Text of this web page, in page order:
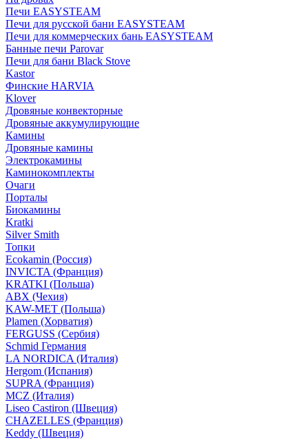
Печи EASYSTEAM
Печи для русской бани EASYSTEAM
Печи для коммерческих бань EASYSTEAM
Банные печи Parovar
Печи для бани Black Stove
Kastor
Финские HARVIA
Klover
Дровяные конвекторные
Дровяные аккумулирующие
Камины
Дровяные камины
Электрокамины
Каминокомплекты
Очаги
Порталы
Биокамины
Kratki
Silver Smith
Топки
Ecokamin (Россия)
INVICTA (Франция)
KRATKI (Польша)
ABX (Чехия)
KAW-MET (Польша)
Plamen (Хорватия)
FERGUSS (Сербия)
Schmid Германия
LA NORDICA (Италия)
Hergom (Испания)
SUPRA (Франция)
MCZ (Италия)
Liseo Castiron (Швеция)
CHAZELLES (Франция)
Keddy (Швеция)